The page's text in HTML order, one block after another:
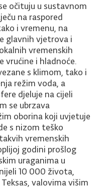
očituju u sustavnom
na raspored
i vremenu, na
glavnih vjetrova i
vremenskih
vrućine i hladnoće.
s klimom, tako i
režim voda, a
djeluje na cijeli
se ubrzava
oborina koji uvjetuje
s nizom teško
vremenskih
godini prošlog
uraganima u
10 000 života,
valovima višim